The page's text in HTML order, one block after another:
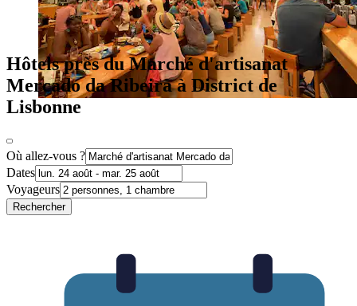
Hôtels près du Marché d'artisanat
Mercado da Ribeira à District de
Lisbonne
Où allez-vous ?
Dates
Voyageurs
Rechercher